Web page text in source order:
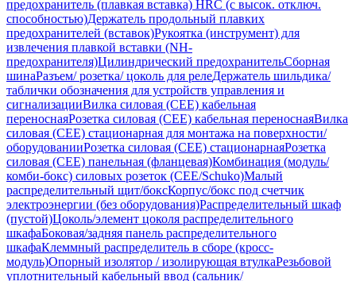
предохранитель (плавкая вставка) HRC (с высок. отключ.
способностью)Держатель продольный плавких
предохранителей (вставок)Рукоятка (инструмент) для
извлечения плавкой вставки (NH-
предохранителя)Цилиндрический предохранительСборная
шинаРазъем/ розетка/ цоколь для релеДержатель шильдика/
таблички обозначения для устройств управления и
сигнализацииВилка силовая (CEE) кабельная
переноснаяРозетка силовая (CEE) кабельная переноснаяВилка
силовая (CEE) стационарная для монтажа на поверхности/
оборудованииРозетка силовая (CEE) стационарнаяРозетка
силовая (CEE) панельная (фланцевая)Комбинация (модуль/
комби-бокс) силовых розеток (CEE/Schuko)Малый
распределительный щит/боксКорпус/бокс под счетчик
электроэнергии (без оборудования)Распределительный шкаф
(пустой)Цоколь/элемент цоколя распределительного
шкафаБоковая/задняя панель распределительного
шкафаКлеммный распределитель в сборе (кросс-
модуль)Опорный изолятор / изолирующая втулкаРезьбовой
уплотнительный кабельный ввод (сальник/